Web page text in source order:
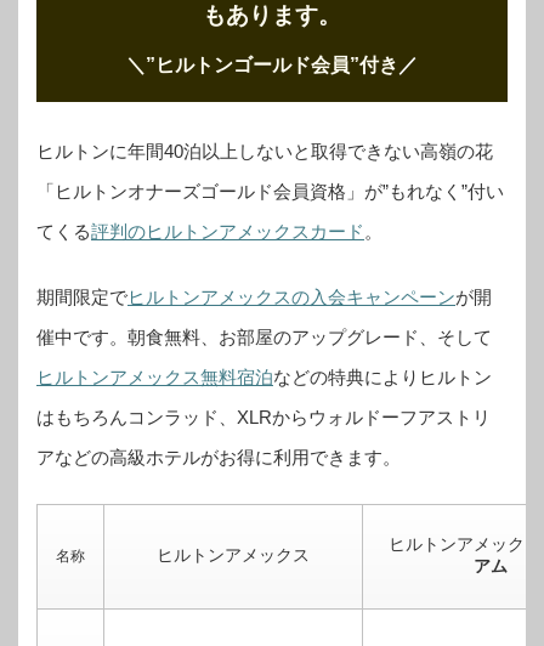
もあります。
＼”ヒルトンゴールド会員”付き ／
ヒルトンに年間40泊以上しないと取得できない高嶺の花
「ヒルトンオナーズゴールド会員資格」が”もれなく”付い
てくる評判のヒルトンアメックスカード 。
期間限定でヒルトンアメックスの入会キャンペーンが開
催中です。 朝食無料、お部屋のアップグレード、そして
ヒルトンアメックス無料宿泊などの特典によりヒルトン
はもちろんコンラッド、XLRからウォルドーフアストリ
アなどの高級ホテルがお得に利用できます。
名称 ヒルトンアメックス
ヒルトンアメックス
アム